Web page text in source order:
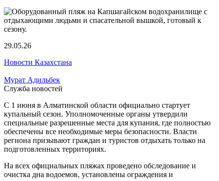
29.05.26
Новости Казахстана
Мурат Адильбек
Служба новостей
С 1 июня в Алматинской области официально стартует
купальный сезон. Уполномоченные органы утвердили
специальные разрешенные места для купания, где полностью
обеспечены все необходимые меры безопасности. Власти
региона призывают граждан и туристов отдыхать только на
подготовленных территориях.
На всех официальных пляжах проведено обследование и
очистка дна водоемов, установлены ограждения и